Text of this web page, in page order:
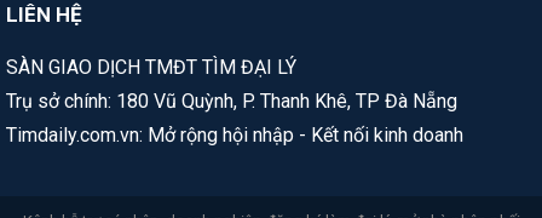
LIÊN HỆ
SÀN GIAO DỊCH TMĐT TÌM ĐẠI LÝ
Trụ sở chính: 180 Vũ Quỳnh, P. Thanh Khê, TP Đà Nẵng
Timdaily.com.vn: Mở rộng hội nhập - Kết nối kinh doanh